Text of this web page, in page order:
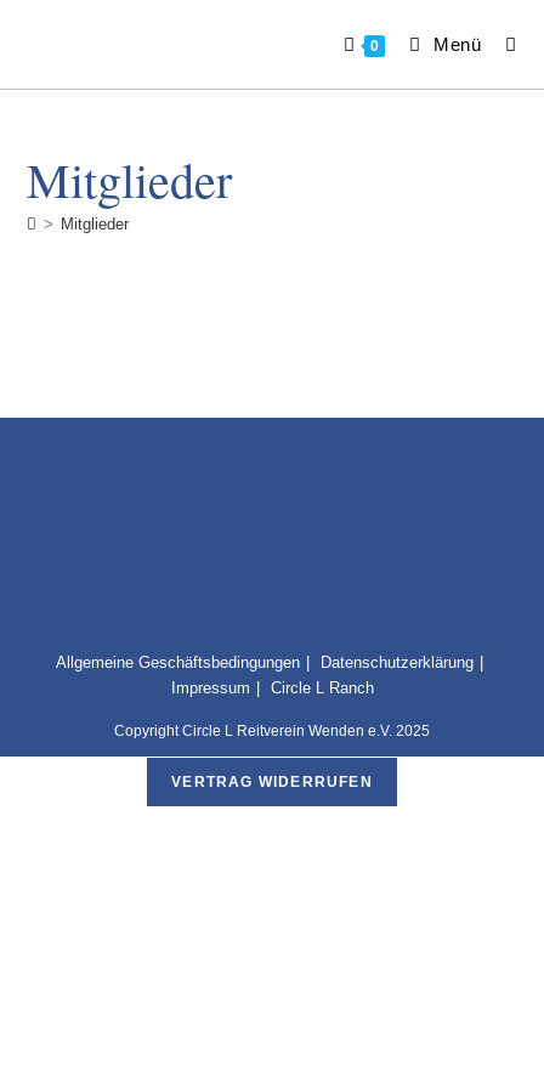
0 Menü
Mitglieder
> Mitglieder
Allgemeine Geschäftsbedingungen
Datenschutzerklärung
Impressum
Circle L Ranch
Copyright Circle L Reitverein Wenden e.V. 2025
VERTRAG WIDERRUFEN